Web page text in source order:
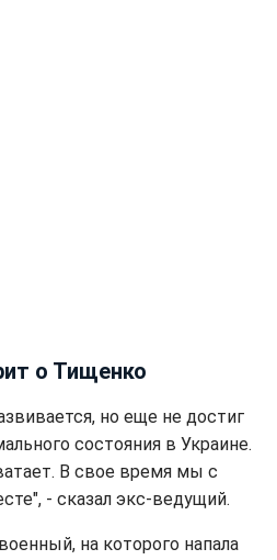
о Тищенко
но еще не достиг
состояния в Украине.
В свое время мы с
- сказал экс-ведущий.
на которого напала